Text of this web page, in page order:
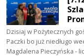
Dzisiaj w Pożytecznych
Paczki bo już niedługo
Magdalena Pieczyńska -